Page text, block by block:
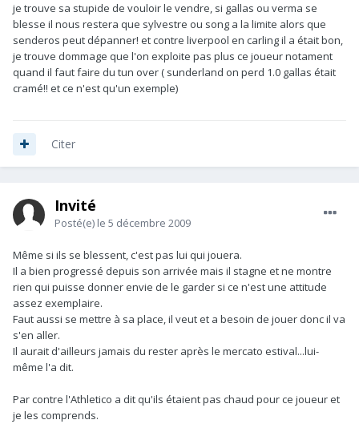
je trouve sa stupide de vouloir le vendre, si gallas ou verma se
blesse il nous restera que sylvestre ou song a la limite alors que
senderos peut dépanner! et contre liverpool en carling il a était bon,
je trouve dommage que l'on exploite pas plus ce joueur notament
quand il faut faire du tun over ( sunderland on perd 1.0 gallas était
cramé!! et ce n'est qu'un exemple)
Citer
Invité
Posté(e) le 5 décembre 2009
Même si ils se blessent, c'est pas lui qui jouera.
Il a bien progressé depuis son arrivée mais il stagne et ne montre
rien qui puisse donner envie de le garder si ce n'est une attitude
assez exemplaire.
Faut aussi se mettre à sa place, il veut et a besoin de jouer donc il va
s'en aller.
Il aurait d'ailleurs jamais du rester après le mercato estival...lui-
même l'a dit.
Par contre l'Athletico a dit qu'ils étaient pas chaud pour ce joueur et
je les comprends.